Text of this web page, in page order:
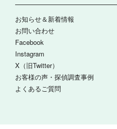
お知らせ＆新着情報
お問い合わせ
Facebook
Instagram
X（旧Twitter）
お客様の声・探偵調査事例
よくあるご質問